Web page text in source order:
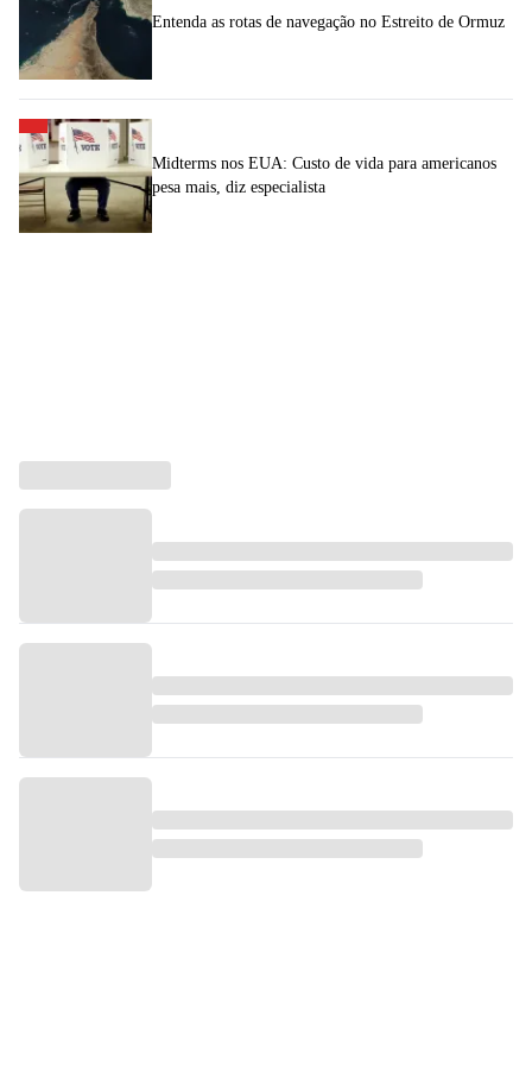
Entenda as rotas de navegação no Estreito de Ormuz
Midterms nos EUA: Custo de vida para americanos
pesa mais, diz especialista